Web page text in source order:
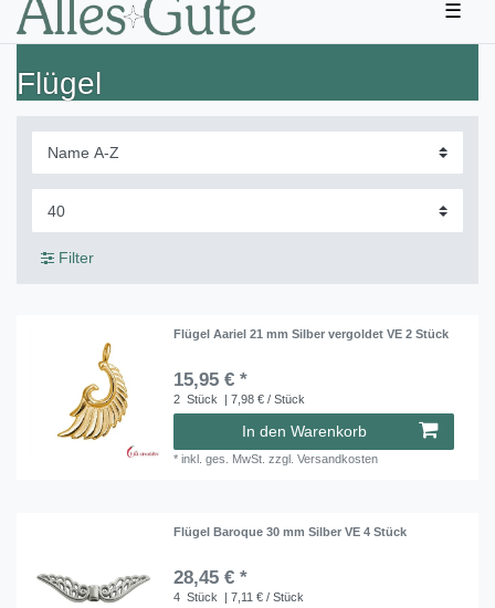
☰
Flügel
Filter
Flügel Aariel 21 mm Silber vergoldet VE 2 Stück
15,95 € *
2 Stück | 7,98 € / Stück
In den Warenkorb
*inkl. ges. MwSt. zzgl.Versandkosten
Flügel Baroque 30 mm Silber VE 4 Stück
28,45 € *
4 Stück | 7,11 € / Stück